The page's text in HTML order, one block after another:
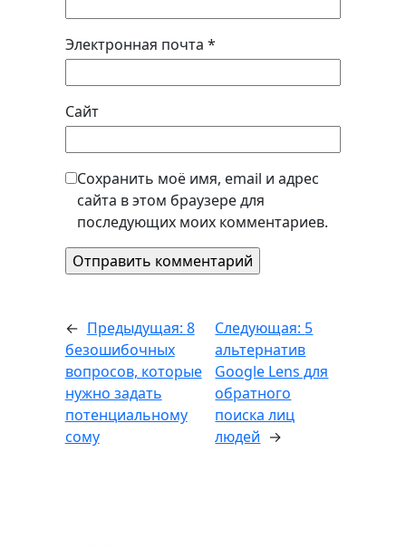
Электронная почта *
Сайт
Сохранить моё имя, email и адрес
сайта в этом браузере для
последующих моих комментариев.
← Предыдущая: 8
безошибочных
вопросов, которые
нужно задать
потенциальному
сому
Следующая: 5
альтернатив
Google Lens для
обратного
поиска лиц
людей →